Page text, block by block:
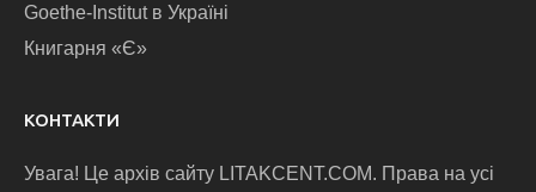
Goethe-Institut в Україні
Книгарня «Є»
КОНТАКТИ
Увага! Це архів сайту LITAKCENT.COM. Права на усі